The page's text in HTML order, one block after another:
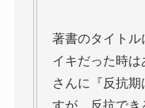
著書のタイトル
イキだった時
さんに『反抗
すが、反抗でき